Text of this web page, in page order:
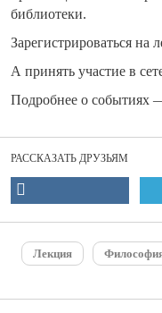
библиотеки.
Зарегистрироваться
А принять участие в
Подробнее о событиях
РАССКАЗАТЬ ДРУЗЬЯМ
Лекция